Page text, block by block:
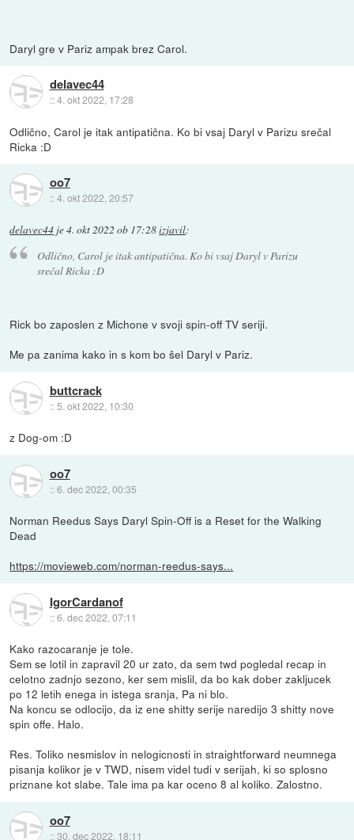
Daryl gre v Pariz ampak brez Carol.
delavec44
::4. okt 2022, 17:28
Odlično, Carol je itak antipatična. Ko bi vsaj Daryl v Parizu srečal
Ricka :D
oo7
::4. okt 2022, 20:57
delavec44 je4. okt 2022 ob 17:28izjavil:
Odlično, Carol je itak antipatična. Ko bi vsaj Daryl v Parizu
srečal Ricka :D
Rick bo zaposlen z Michone v svoji spin-off TV seriji.
Me pa zanima kako in s kom bo šel Daryl v Pariz.
buttcrack
::5. okt 2022, 10:30
z Dog-om :D
oo7
::6. dec 2022, 00:35
Norman Reedus Says Daryl Spin-Off is a Reset for the Walking
Dead
https://movieweb.com/norman-reedus-says...
IgorCardanof
::6. dec 2022, 07:11
Kako razocaranje je tole.
Sem se lotil in zapravil 20 ur zato, da sem twd pogledal recap in
celotno zadnjo sezono, ker sem mislil, da bo kak dober zakljucek
po 12 letih enega in istega sranja, Pa ni blo.
Na koncu se odlocijo, da iz ene shitty serije naredijo 3 shitty nove
spin offe. Halo.
Res. Toliko nesmislov in nelogicnosti in straightforward neumnega
pisanja kolikor je v TWD, nisem videl tudi v serijah, ki so splosno
priznane kot slabe. Tale ima pa kar oceno 8 al koliko. Zalostno.
oo7
::30. dec 2022, 18:11